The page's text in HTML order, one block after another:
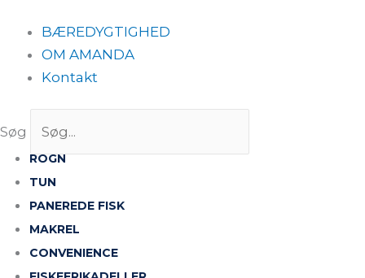
BÆREDYGTIGHED
OM AMANDA
Kontakt
Søg
ROGN
TUN
PANEREDE FISK
MAKREL
CONVENIENCE